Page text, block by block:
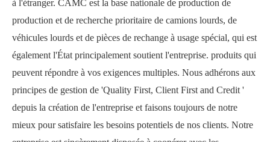
à l'étranger. CAMC est la base nationale de production de
production et de recherche prioritaire de camions lourds, de
véhicules lourds et de pièces de rechange à usage spécial, qui est
également l'État principalement soutient l'entreprise. produits qui
peuvent répondre à vos exigences multiples. Nous adhérons aux
principes de gestion de 'Quality First, Client First and Credit '
depuis la création de l'entreprise et faisons toujours de notre
mieux pour satisfaire les besoins potentiels de nos clients. Notre